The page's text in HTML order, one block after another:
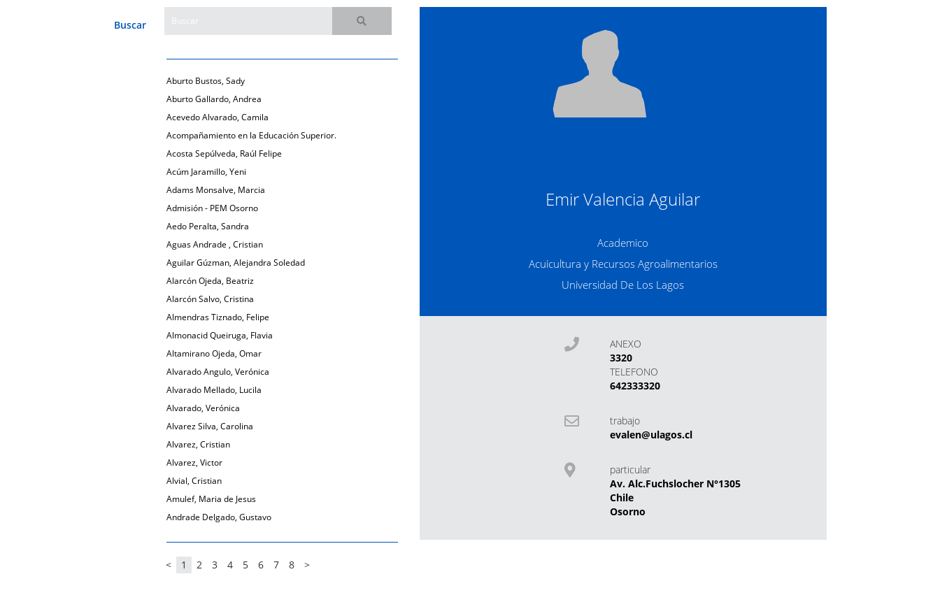
Buscar
Aburto Bustos, Sady
Aburto Gallardo, Andrea
Acevedo Alvarado, Camila
Acompañamiento en la Educación Superior.
Acosta Sepúlveda, Raúl Felipe
Acúm Jaramillo, Yeni
Adams Monsalve, Marcia
Admisión - PEM Osorno
Aedo Peralta, Sandra
Aguas Andrade , Cristian
Aguilar Gúzman, Alejandra Soledad
Alarcón Ojeda, Beatriz
Alarcón Salvo, Cristina
Almendras Tiznado, Felipe
Almonacid Queiruga, Flavia
Altamirano Ojeda, Omar
Alvarado Angulo, Verónica
Alvarado Mellado, Lucila
Alvarado, Verónica
Alvarez Silva, Carolina
Alvarez, Cristian
Alvarez, Victor
Alvial, Cristian
Amulef, Maria de Jesus
Andrade Delgado, Gustavo
< 1 2 3 4 5 6 7 8 >
Emir Valencia Aguilar
Academico
Acuicultura y Recursos Agroalimentarios
Universidad De Los Lagos
ANEXO
3320
TELEFONO
642333320
trabajo
evalen@ulagos.cl
particular
Av. Alc.Fuchslocher N°1305
Chile
Osorno